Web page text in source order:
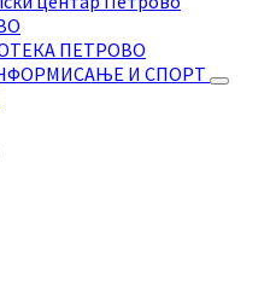
ПЕТРОВО
И СПОРТ